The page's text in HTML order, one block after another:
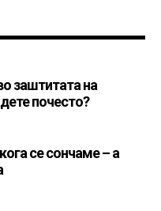
заштитата на
почесто?
се сончаме – а